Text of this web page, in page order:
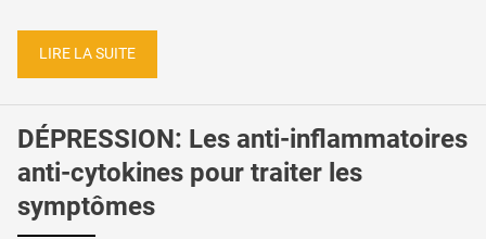
LIRE LA SUITE
DÉPRESSION: Les anti-inflammatoires
anti-cytokines pour traiter les
symptômes